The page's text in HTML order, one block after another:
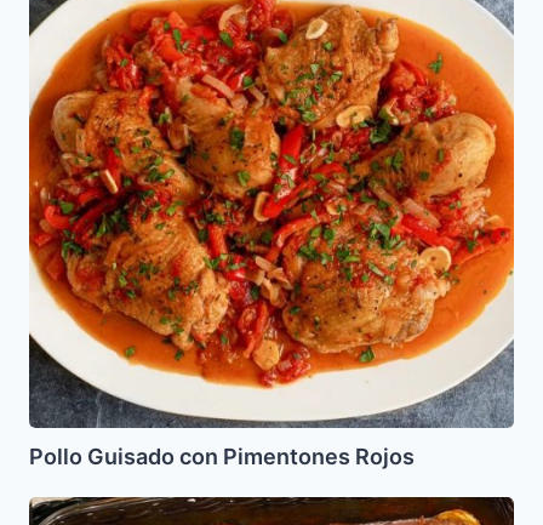
con
Pimentones
Rojos
Pollo Guisado con Pimentones Rojos
Alcachofas